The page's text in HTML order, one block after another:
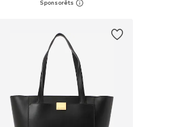
Pievienot grozam